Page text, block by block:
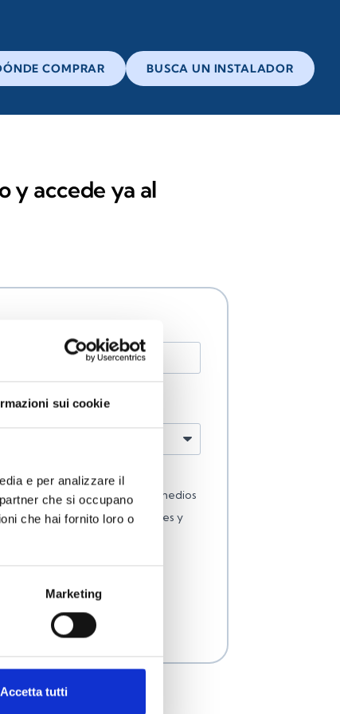
sui cookie
e per analizzare il
che si occupano
che hai fornito loro o
Marketing
Accetta tutti
COMPRAR BUSCA UN INSTALADOR
y accede ya al
teléfono y otros medios
comunicaciones comerciales y
que he leído la política de